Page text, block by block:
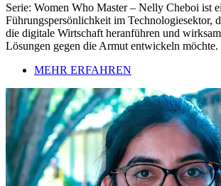
Serie: Women Who Master – Nelly Cheboi ist
Führungspersönlichkeit im Technologiesektor,
die digitale Wirtschaft heranführen und
Lösungen gegen die Armut entwickeln möchte.
MEHR ERFAHREN